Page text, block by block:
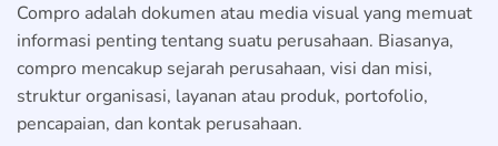
Compro adalah dokumen atau media visual yang memuat
informasi penting tentang suatu perusahaan. Biasanya,
compro mencakup sejarah perusahaan, visi dan misi,
struktur organisasi, layanan atau produk, portofolio,
pencapaian, dan kontak perusahaan.